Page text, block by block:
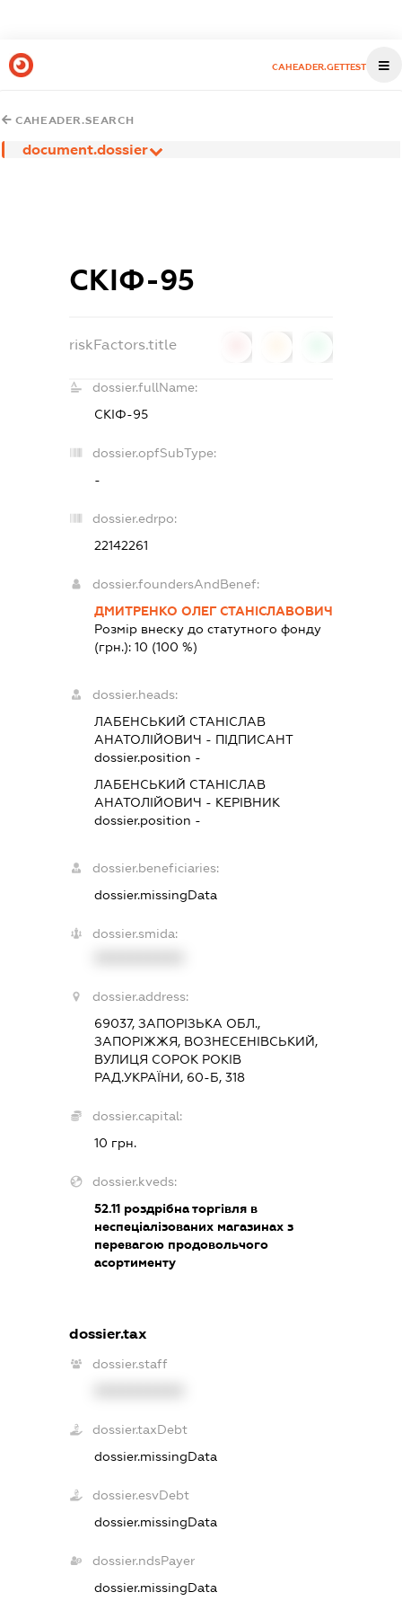
CAHEADER.GETTEST
CAHEADER.SEARCH
document.dossier
СКІФ-95
riskFactors.title
dossier.fullName:
СКІФ-95
dossier.opfSubType:
-
dossier.edrpo:
22142261
dossier.foundersAndBenef:
ДМИТРЕНКО ОЛЕГ СТАНІСЛАВОВИЧ
Розмір внеску до статутного фонду
(грн.): 10 (100 %)
dossier.heads:
ЛАБЕНСЬКИЙ СТАНІСЛАВ
АНАТОЛІЙОВИЧ - ПІДПИСАНТ
dossier.position -
ЛАБЕНСЬКИЙ СТАНІСЛАВ
АНАТОЛІЙОВИЧ - КЕРІВНИК
dossier.position -
dossier.beneficiaries:
dossier.missingData
dossier.smida:
dossier.address:
69037, ЗАПОРІЗЬКА ОБЛ.,
ЗАПОРІЖЖЯ, ВОЗНЕСЕНІВСЬКИЙ,
ВУЛИЦЯ СОРОК РОКІВ
РАД.УКРАЇНИ, 60-Б, 318
dossier.capital:
10 грн.
dossier.kveds:
52.11роздрібна торгівля в
неспеціалізованих магазинах з
перевагою продовольчого
асортименту
dossier.tax
dossier.staff
dossier.taxDebt
dossier.missingData
dossier.esvDebt
dossier.missingData
dossier.ndsPayer
dossier.missingData